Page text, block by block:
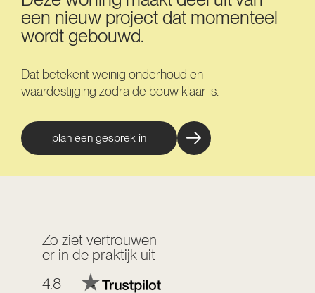
een nieuw project dat momenteel
wordt gebouwd.
Dat betekent weinig onderhoud en
waardestijging zodra de bouw klaar is.
plan een gesprek in
Zo ziet vertrouwen
er in de praktijk uit
4.8